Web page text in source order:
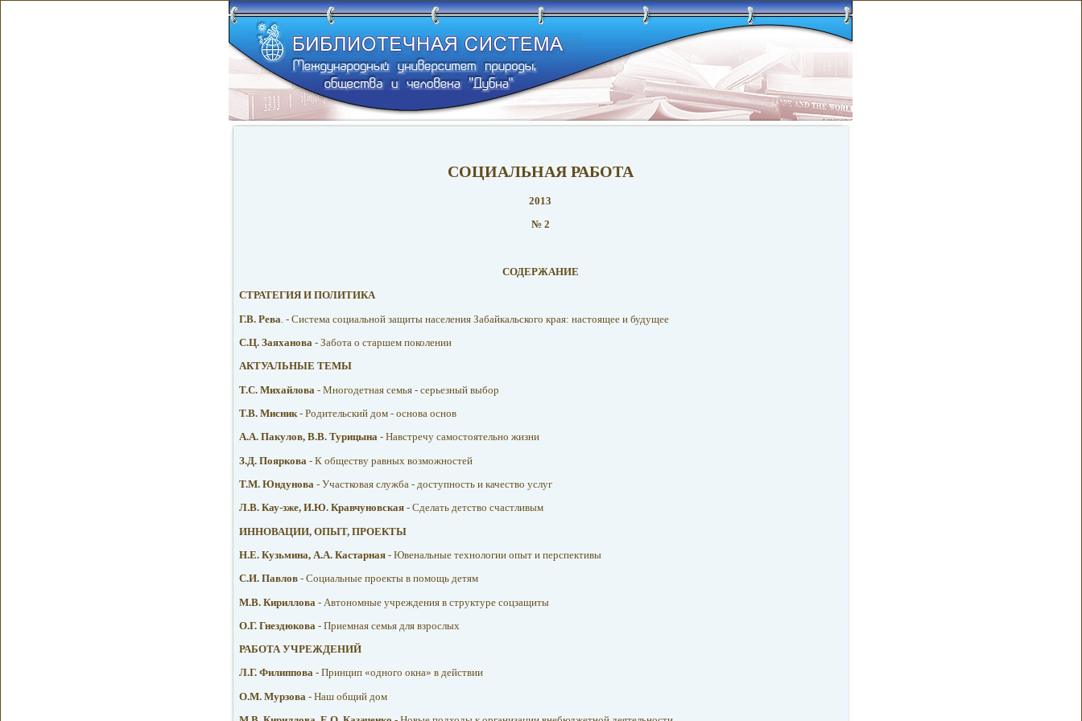
СОЦИАЛЬНАЯ РАБОТА
2013
№ 2
СОДЕРЖАНИЕ
СТРАТЕГИЯ И ПОЛИТИКА
Г.В. Рева . - Система социальной защиты населения Забайкальского края: настоящее и будущее
С.Ц. Заяханова - Забота о старшем поколении
АКТУАЛЬНЫЕ ТЕМЫ
Т.С. Михайлова - Многодетная семья - серьезный выбор
Т.В. Мисник - Родительский дом - основа основ
А.А. Пакулов, В.В. Турицына - Навстречу самостоятельно жизни
З.Д. Пояркова - К обществу равных возможностей
Т.М. Юндунова - Участковая служба - доступность и качество услуг
Л.В. Кау-зже, И.Ю. Кравчуновская - Сделать детство счастливым
ИННОВАЦИИ, ОПЫТ, ПРОЕКТЫ
Н.Е. Кузьмина, А.А. Кастарная - Ювенальные технологии опыт и перспективы
С.И. Павлов - Социальные проекты в помощь детям
М.В. Кириллова - Автономные учреждения в структуре соцзащиты
О.Г. Гнездюкова - Приемная семья для взрослых
РАБОТА УЧРЕЖДЕНИЙ
Л.Г. Филиппова - Принцип «одного окна» в действии
О.М. Мурзова - Наш общий дом